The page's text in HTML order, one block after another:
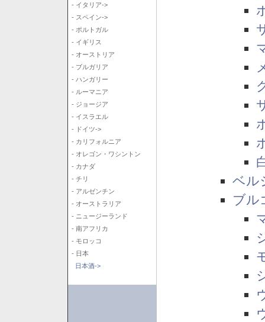
- イタリア->
- スペイン->
- ポルトガル
- イギリス
- オーストリア
- ブルガリア
- ハンガリー
- ルーマニア
- ジョージア
- イスラエル
- ドイツ->
- カリフォルニア
- オレゴン・ワシントン
- カナダ
- チリ
- アルゼンチン
- オーストラリア
- ニュージーランド
- 南アフリカ
- モロッコ
- 日本
日本酒->
ベル
ブル